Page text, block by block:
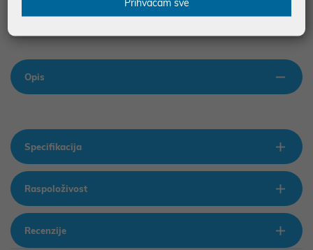
Opis
Specifikacija
Raspoloživost
Recenzije
Prihvaćam sve